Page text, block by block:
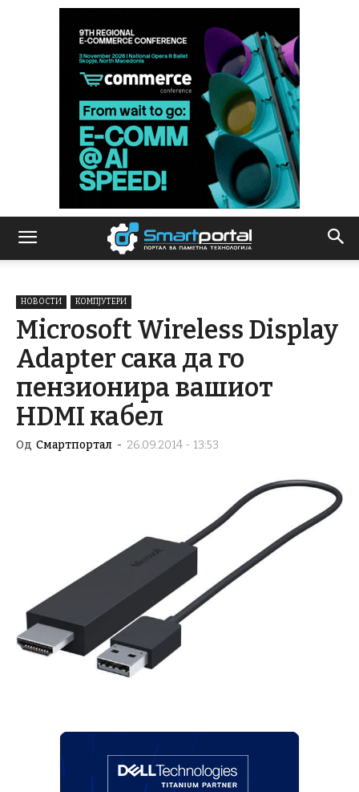
НОВОСТИ КОМПЈУТЕРИ
Microsoft Wireless Display
Adapter сака да го
пензионира вашиот
HDMI кабел
Од Смартпортал - 26.09.2014 - 13:53